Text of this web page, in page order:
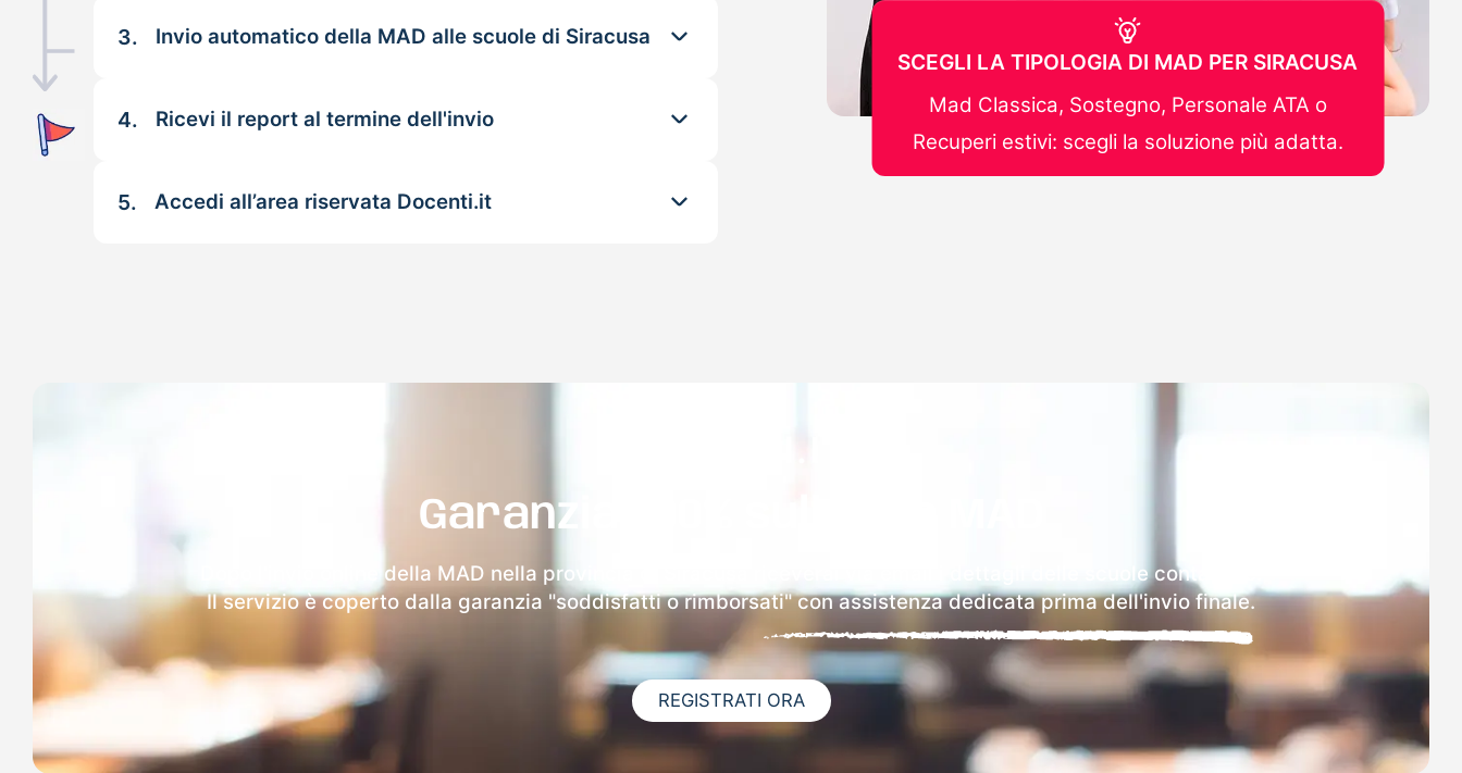
3. Invio automatico della MAD alle scuole di Siracusa
4. Ricevi il report al termine dell'invio
5. Accedi all’area riservata Docenti.it
SCEGLI LA TIPOLOGIA DI MAD PER SIRACUSA
Mad Classica, Sostegno, Personale ATA o
Recuperi estivi: scegli la soluzione più adatta.
Garanzia 100% sulla tua MAD
Dopo l'invio online della MAD nella provincia di Siracusa riceverai via email i dettagli delle scuole contattate.
Il servizio è coperto dalla garanzia "soddisfatti o rimborsati" con assistenza dedicata prima dell'invio finale.
REGISTRATI ORA